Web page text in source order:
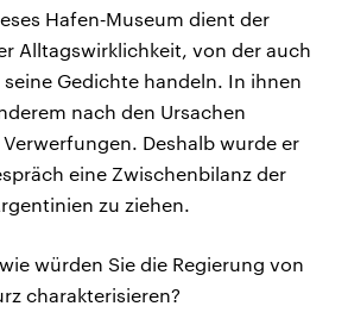
Hafen‑Museum dient der
Alltagswirklichkeit, von der auch
seine Gedichte handeln. In ihnen
nach den Ursachen
Deshalb wurde er
eine Zwischenbilanz der
zu ziehen.
würden Sie die Regierung von
charakterisieren?